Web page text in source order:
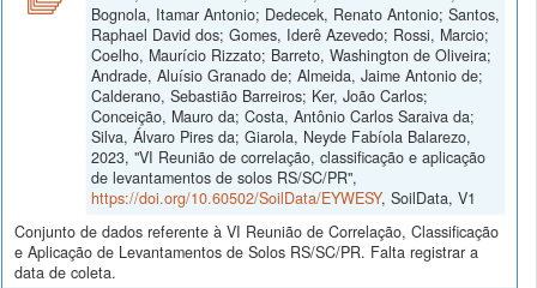
Bognola, Itamar Antonio; Dedecek, Renato Antonio; Santos,
Raphael David dos; Gomes, Iderê Azevedo; Rossi, Marcio;
Coelho, Maurício Rizzato; Barreto, Washington de Oliveira;
Andrade, Aluísio Granado de; Almeida, Jaime Antonio de;
Calderano, Sebastião Barreiros; Ker, João Carlos;
Conceição, Mauro da; Costa, Antônio Carlos Saraiva da;
Silva, Álvaro Pires da; Giarola, Neyde Fabíola Balarezo,
2023, "VI Reunião de correlação, classificação e aplicação
de levantamentos de solos RS/SC/PR",
https://doi.org/10.60502/SoilData/EYWESY, SoilData, V1
Conjunto de dados referente à VI Reunião de Correlação, Classificação
e Aplicação de Levantamentos de Solos RS/SC/PR. Falta registrar a
data de coleta.